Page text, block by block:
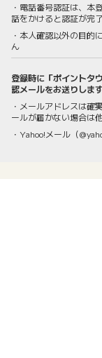
・電話番号認証は、本
話をかけると認証が完
・本人確認以外の目的
ん
登録時に「ポイント
認メールをお送りします
・メールアドレスは確
ールが届かない場合は
・Yahoo!メール（